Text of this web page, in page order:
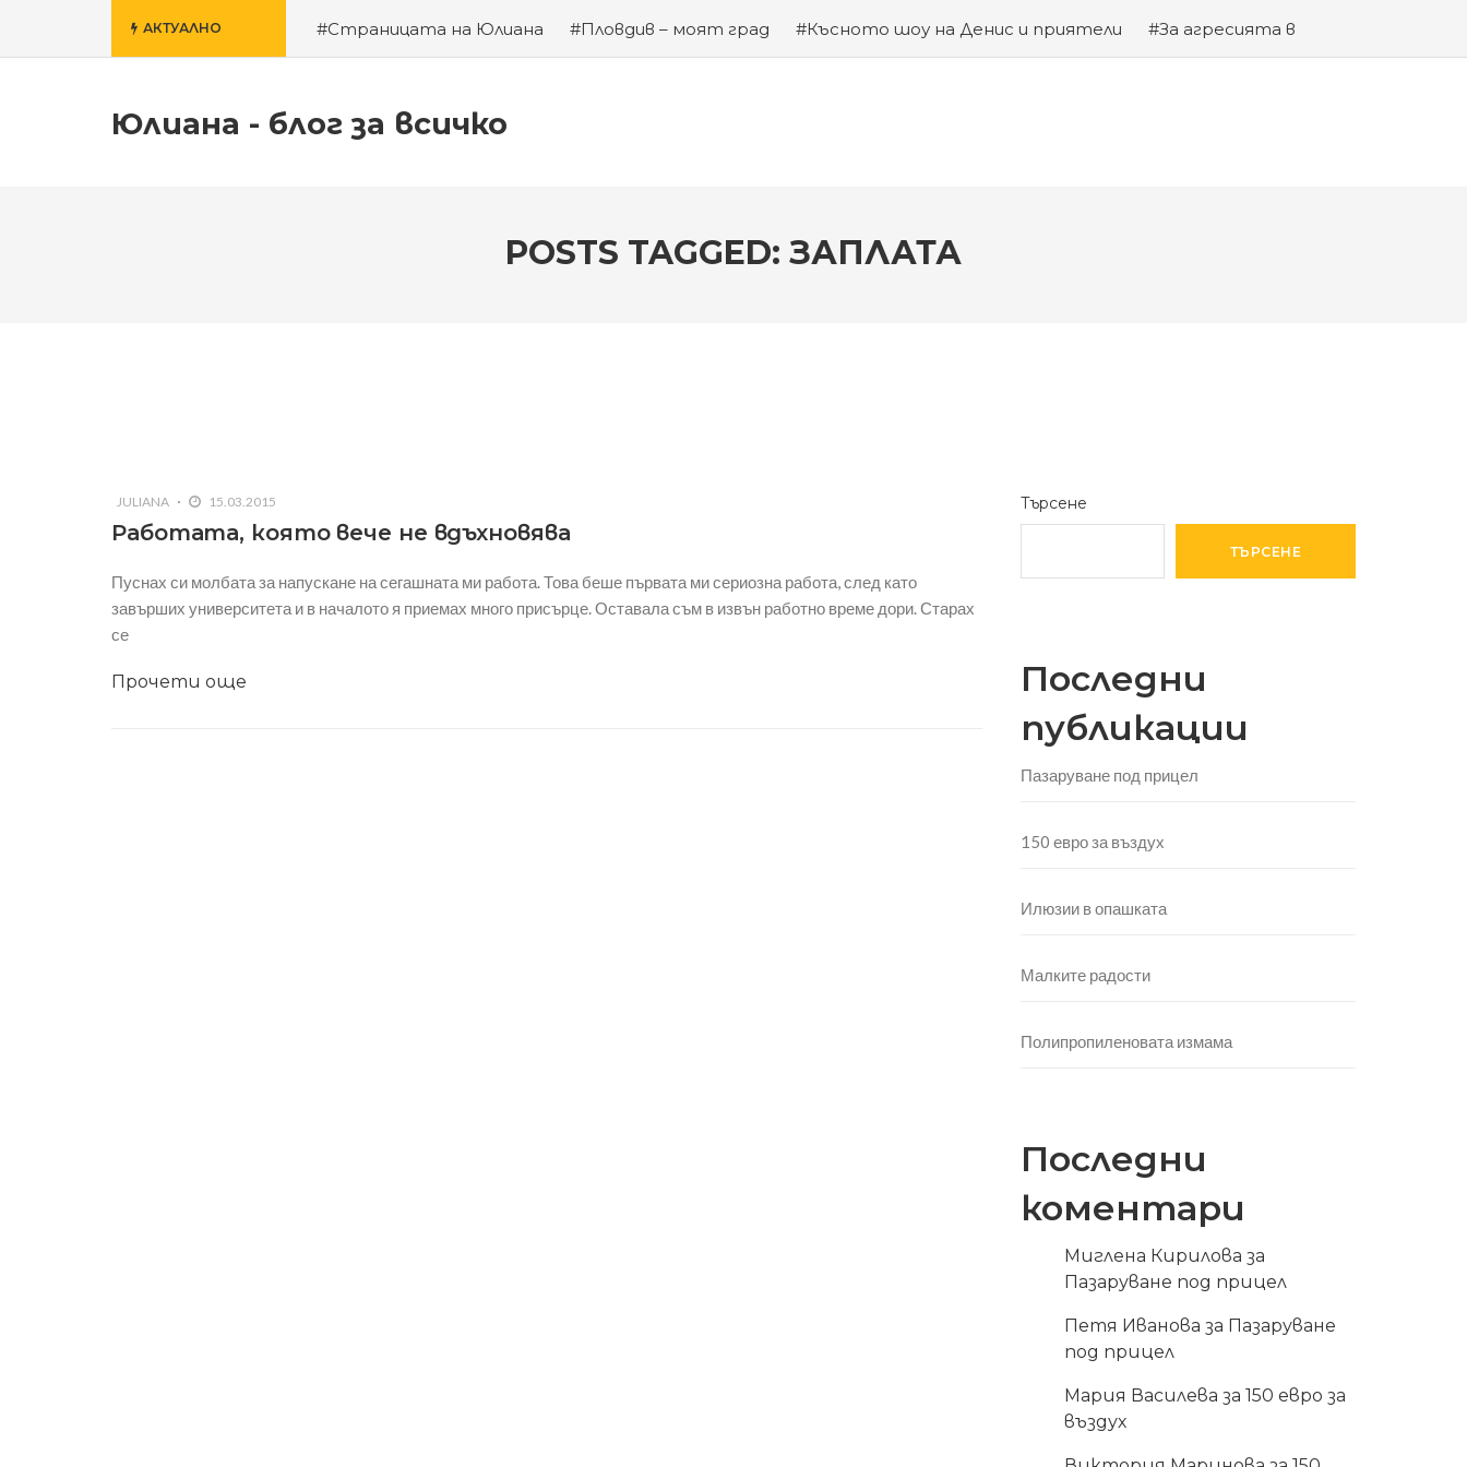
АКТУАЛНО #Страницата на Юлиана #Пловдив – моят град #Късното шоу на Денис и приятели
#За агресията в
училище
#За гроба на Левски #Хубаво местенце в Пловдив #Годината на Змията
Юлиана - блог за всичко
POSTS TAGGED: ЗАПЛАТА
JULIANA 15.03.2015
Работата, която вече не вдъхновява
Пуснах си молбата за напускане на сегашната ми работа. Това беше първата ми сериозна работа, след като
завърших университета и в началото я приемах много присърце. Оставала съм в извън работно време дори. Старах
се
Прочети още
Търсене
ТЪРСЕНЕ
Последни
публикации
Пазаруване под прицел
150 евро за въздух
Илюзии в опашката
Малките радости
Полипропиленовата измама
Последни
коментари
Миглена Кирилова за
Пазаруване под прицел
Петя Иванова за Пазаруване
под прицел
Мария Василева за150 евро за
въздух